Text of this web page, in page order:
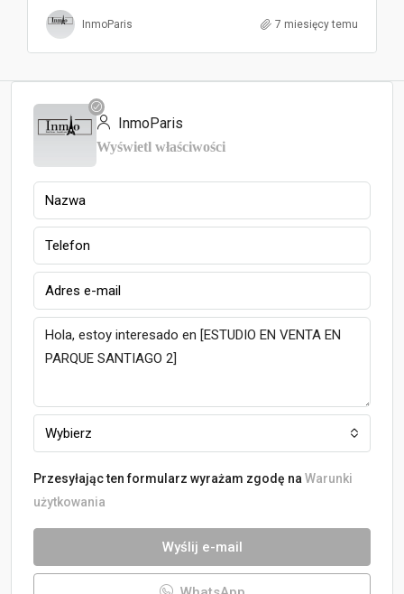
InmoParis 7 miesięcy temu
InmoParis
Wyświetl właściwości
Wybierz
Przesyłając ten formularz wyrażam zgodę na Warunki
użytkowania
Wyślij e-mail